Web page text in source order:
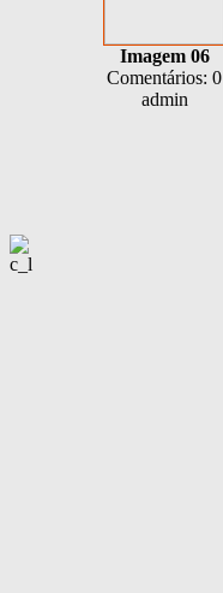
Imagem 06
Comentários: 0
admin